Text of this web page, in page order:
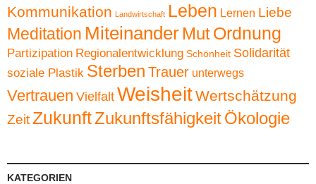
Kommunikation Landwirtschaft Leben Lernen Liebe
Meditation Miteinander MutOrdnung
Partizipation Regionalentwicklung Schönheit Solidarität
soziale Plastik Sterben Trauer unterwegs
Vertrauen Vielfalt WeisheitWertschätzung
ZeitZukunftZukunftsfähigkeitÖkologie
KATEGORIEN